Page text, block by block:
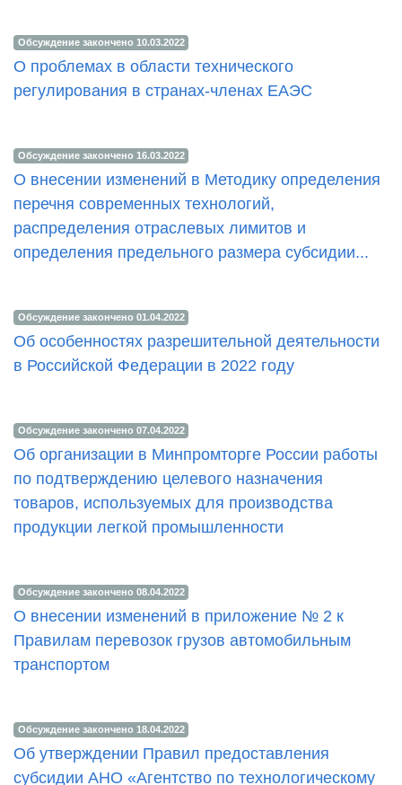
Обсуждение закончено 10.03.2022
О проблемах в области технического
регулирования в странах-членах ЕАЭС
Обсуждение закончено 16.03.2022
О внесении изменений в Методику определения
перечня современных технологий,
распределения отраслевых лимитов и
определения предельного размера субсидии...
Обсуждение закончено 01.04.2022
Об особенностях разрешительной деятельности
в Российской Федерации в 2022 году
Обсуждение закончено 07.04.2022
Об организации в Минпромторге России работы
по подтверждению целевого назначения
товаров, используемых для производства
продукции легкой промышленности
Обсуждение закончено 08.04.2022
О внесении изменений в приложение № 2 к
Правилам перевозок грузов автомобильным
транспортом
Обсуждение закончено 18.04.2022
Об утверждении Правил предоставления
субсидии АНО «Агентство по технологическому